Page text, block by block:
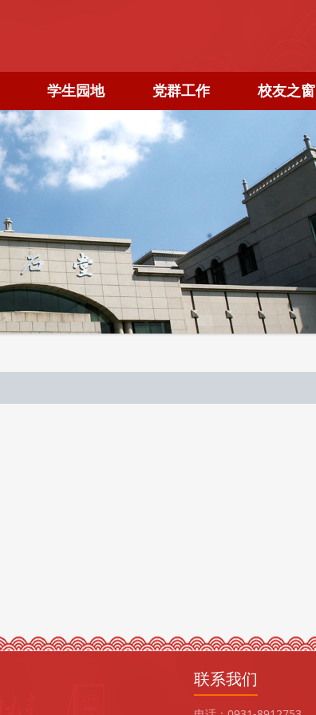
学生园地 党群工作 校友之窗
联系我们